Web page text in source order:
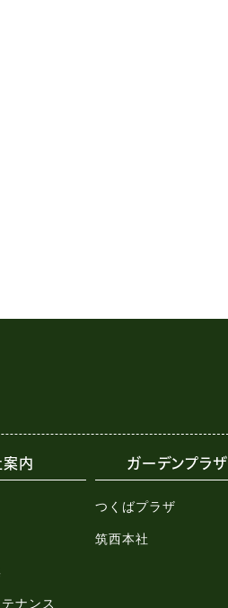
内
ナンス
ガーデンプラザ
つくばプラザ
筑西本社